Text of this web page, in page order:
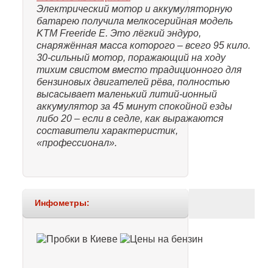
Электрический мотор и аккумуляторную
батарею получила мелкосерийная модель
KTM Freeride E. Это лёгкий эндуро,
снаряжённая масса которого – всего 95 кило.
30-сильный мотор, поражающий на ходу
тихим свистом вместо традиционного для
бензиновых двигателей рёва, полностью
высасывает маленький литий-ионный
аккумулятор за 45 минут спокойной езды
либо 20 – если в седле, как выражаются
составители характеристик,
«профессионал».
Инфометры: